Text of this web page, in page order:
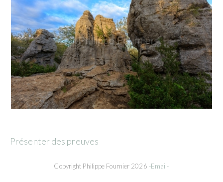
Présenter des preuves
Copyright Philippe Fournier 2026 -Email-